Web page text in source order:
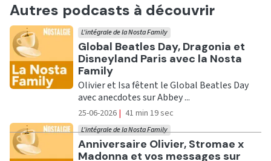
Autres podcasts à découvrir
Ecouter
Global Beatles Day, Dragonia et
Disneyland Paris avec la Nosta
Family
L'intégrale de la Nosta Family
Olivier et Isa fêtent le Global Beatles Day
avec anecdotes sur Abbey ...
25-06-2026 | 41 min 19 sec
Ecouter
Anniversaire Olivier, Stromae x
Madonna et vos messages sur
L'intégrale de la Nosta Family